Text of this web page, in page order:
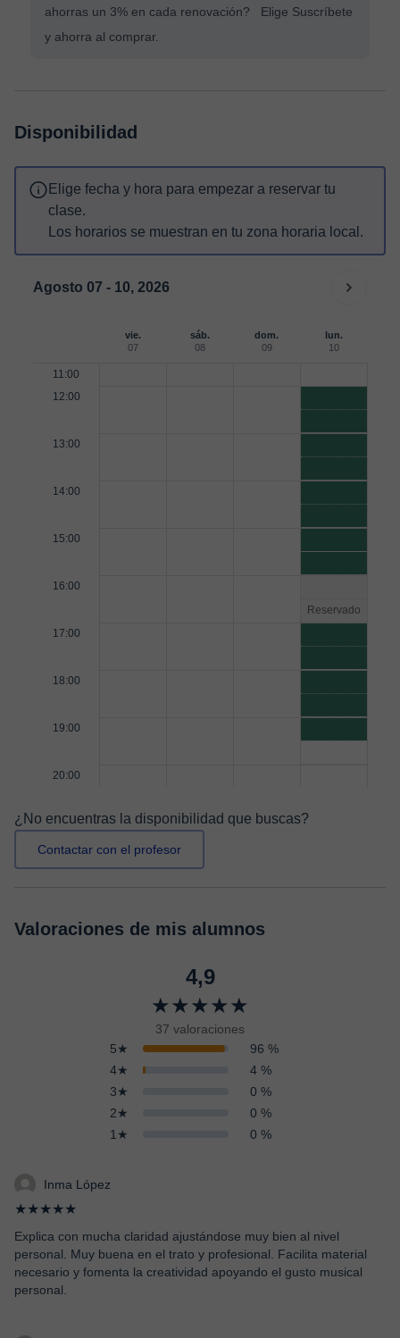
ahorras un 3% en cada renovación? Elige Suscríbete
y ahorra al comprar.
Disponibilidad
Elige fecha y hora para empezar a reservar tu
clase.
Los horarios se muestran en tu zona horaria local.
Agosto 07 - 10, 2026
vie.
07
sáb.
08
dom.
09
lun.
10
11:00
12:00
13:00
14:00
15:00
16:00
Reservado
17:00
18:00
19:00
20:00
¿No encuentras la disponibilidad que buscas?
Contactar con el profesor
Valoraciones de mis alumnos
4,9
★★★★★
37 valoraciones
5★
96 %
4★
4 %
3★
0 %
2★
0 %
1★
0 %
Inma López
★★★★★
Explica con mucha claridad ajustándose muy bien al nivel
personal. Muy buena en el trato y profesional. Facilita material
necesario y fomenta la creatividad apoyando el gusto musical
personal.